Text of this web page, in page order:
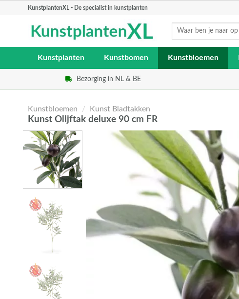
KunstplantenXL - De specialist in kunstplanten
Zoeken
Kunstplanten Kunstbomen Kunstbloemen
Bezorging in NL & BE
Kunstbloemen / Kunst Bladtakken
Kunst Olijftak deluxe 90 cm FR